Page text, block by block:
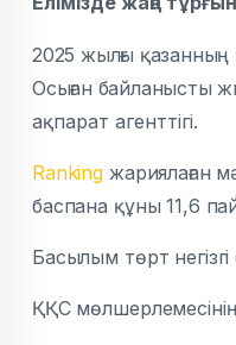
2025 жылғы
Осыған байланысты
ақпарат агенттігі.
Ranking жариялаған
баспана құны 11,6
Басылым төрт негізгі
ҚҚС